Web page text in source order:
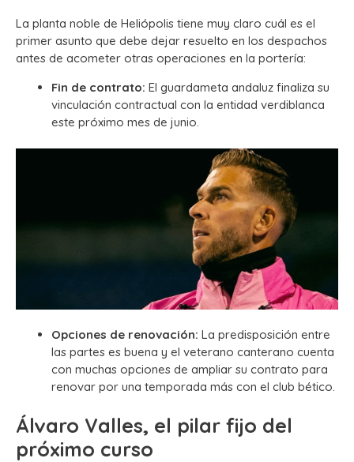
La planta noble de Heliópolis tiene muy claro cuál es el
primer asunto que debe dejar resuelto en los despachos
antes de acometer otras operaciones en la portería:
Fin de contrato: El guardameta andaluz finaliza su
vinculación contractual con la entidad verdiblanca
este próximo mes de junio.
Opciones de renovación: La predisposición entre
las partes es buena y el veterano canterano cuenta
con muchas opciones de ampliar su contrato para
renovar por una temporada más con el club bético.
Álvaro Valles, el pilar fijo del
próximo curso